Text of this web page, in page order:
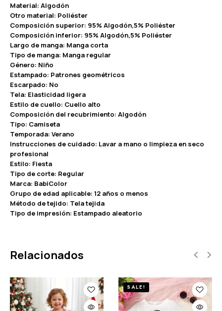
Material: Algodón
Otro material: Poliéster
Composición superior: 95% Algodón,5% Poliéster
Composición inferior: 95% Algodón,5% Poliéster
Largo de manga: Manga corta
Tipo de manga: Manga regular
Género: Niño
Estampado: Patrones geométricos
Escarpado: No
Tela: Elasticidad ligera
Estilo de cuello: Cuello alto
Composición del recubrimiento: Algodón
Tipo: Camiseta
Temporada: Verano
Instrucciones de cuidado: Lavar a mano o limpieza en seco
profesional
Estilo: Fiesta
Tipo de corte: Regular
Marca: BabiColor
Grupo de edad aplicable: 12 años o menos
Método de tejido: Tela tejida
Tipo de impresión: Estampado aleatorio
Relacionados
SALE!